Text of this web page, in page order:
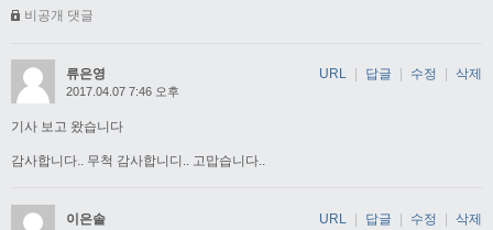
비공개 댓글
류은영
2017.04.07 7:46 오후
기사 보고 왔습니다
감사합니다.. 무척 감사합니디.. 고맙습니다..
URL 답글 수정 삭제
이은솔 URL | 답글 | 수정 | 삭제